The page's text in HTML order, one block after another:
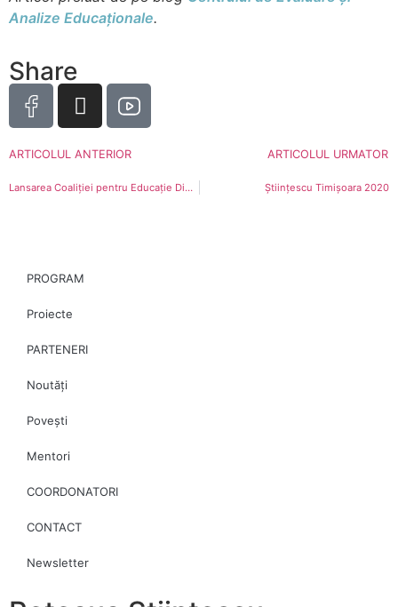
Analize Educaționale.
Share
ARTICOLUL ANTERIOR ARTICOLUL URMATOR
Lansarea Coaliției pentru Educație Digitală Științescu Timișoara 2020
PROGRAM
Proiecte
PARTENERI
Noutăți
Povești
Mentori
COORDONATORI
CONTACT
Newsletter